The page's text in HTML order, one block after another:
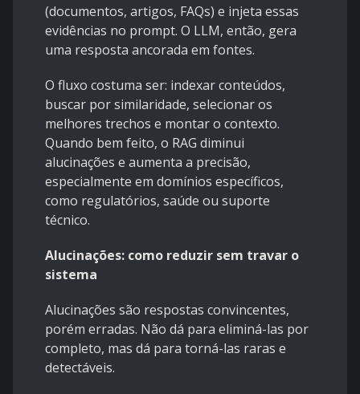
(documentos, artigos, FAQs) e injeta essas
evidências no prompt. O LLM, então, gera
uma resposta ancorada em fontes.
O fluxo costuma ser: indexar conteúdos,
buscar por similaridade, selecionar os
melhores trechos e montar o contexto.
Quando bem feito, o RAG diminui
alucinações e aumenta a precisão,
especialmente em domínios específicos,
como regulatórios, saúde ou suporte
técnico.
Alucinações: como reduzir sem travar o
sistema
Alucinações são respostas convincentes,
porém erradas. Não dá para eliminá-las por
completo, mas dá para torná-las raras e
detectáveis.